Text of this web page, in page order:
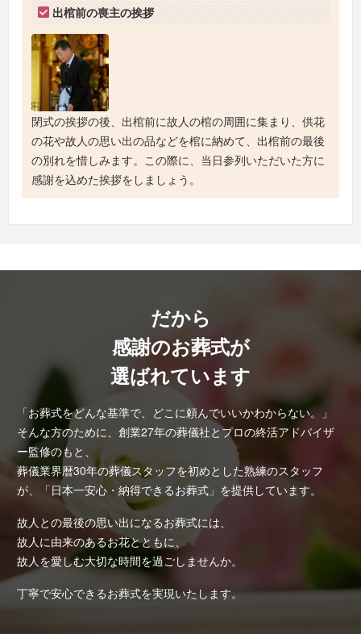
出棺前の喪主の挨拶
閉式の挨拶の後、出棺前に故人の棺の周囲に集まり、供花
の花や故人の思い出の品などを棺に納めて、出棺前の最後
の別れを惜しみます。この際に、当日参列いただいた方に
感謝を込めた挨拶をしましょう。
だから
感謝のお葬式が
選ばれています
「お葬式をどんな基準で、どこに頼んでいいかわからない。」
そんな方のために、創業27年の葬儀社とプロの終活アドバイザ
ー監修のもと、
葬儀業界暦30年の葬儀スタッフを初めとした熟練のスタッフ
が、「日本一安心・納得できるお葬式」を提供しています。
故人との最後の思い出になるお葬式には、
故人に由来のあるお花とともに、
故人を愛しむ大切な時間を過ごしませんか。
丁寧で安心できるお葬式を実現いたします。